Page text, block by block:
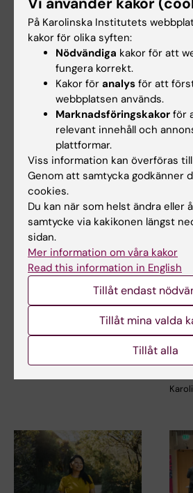
5 jun 2026
David Marlevis KI-
projekt på IVA:s lista
över forskning med
genomslag 2026
David Marlevis forskning om
ny bildteknik för
blodtrycksmätning har…
kärl
Nominera till Lennart
Nilsson-priset 2026
7 jan
En
På Karolinska Institutets
kakor för olika syften:
Nödvändiga kakor för att
fungera korrekt.
Kakor för analys för att
webbplatsen används.
Marknadsföringskakor för
relevant innehåll och
plattformar.
Viss information kan överföras
Genom att samtycka godkänner
cookies.
Du kan när som helst ändra eller
samtycke via kakikonen längst
sidan.
Mer information om våra kakor
Read this information in English
Tillåt endast
Tillåt mina valda
Tillåt alla